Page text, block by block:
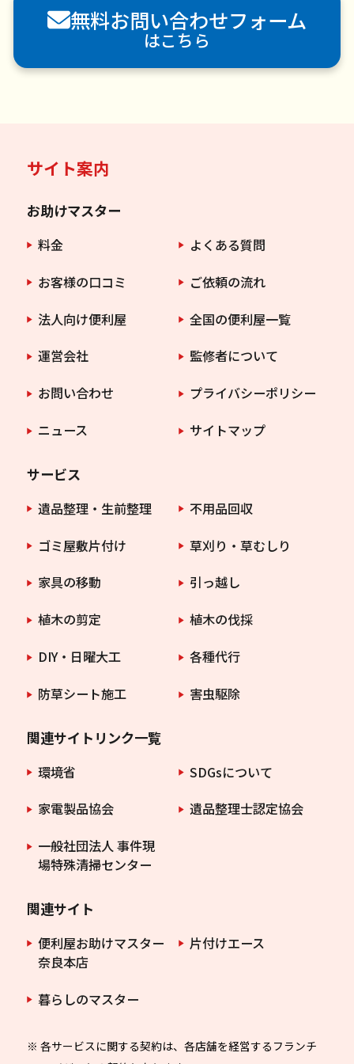
害虫駆除
無料お問い合わせフォーム
はこちら
サイト案内
お助けマスター
料金
よくある質問
お客様の口コミ
ご依頼の流れ
法人向け便利屋
全国の便利屋一覧
運営会社
監修者について
お問い合わせ
プライバシーポリシー
ニュース
サイトマップ
サービス
遺品整理・生前整理
不用品回収
ゴミ屋敷片付け
草刈り・草むしり
家具の移動
引っ越し
植木の剪定
植木の伐採
DIY・日曜大工
各種代行
防草シート施工
害虫駆除
関連サイトリンク一覧
環境省
SDGsについて
家電製品協会
遺品整理士認定協会
一般社団法人 事件現
場特殊清掃センター
関連サイト
便利屋お助けマスター
奈良本店
片付けエース
暮らしのマスター
※ 各サービスに関する契約は、各店舗を経営するフランチ